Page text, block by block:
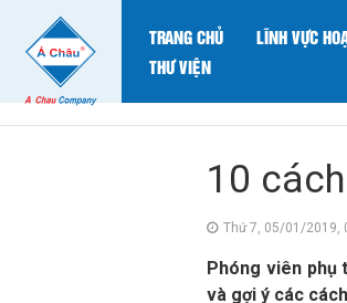
TRANG CHỦ LĨNH VỰC
THƯ VIỆN
10
Thứ 7, 05/01/2019,
Phóng viên phụ
và gợi ý các